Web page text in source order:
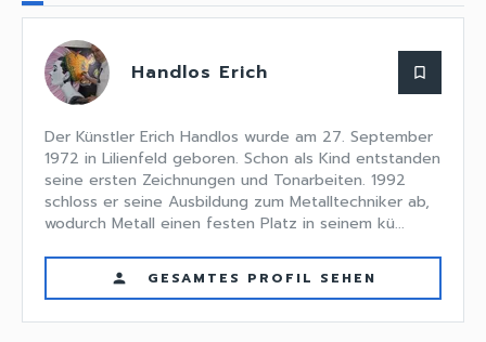
Handlos Erich bookmark_border
Der Künstler Erich Handlos wurde am 27. September
1972 in Lilienfeld geboren. Schon als Kind entstanden
seine ersten Zeichnungen und Tonarbeiten. 1992
schloss er seine Ausbildung zum Metalltechniker ab,
wodurch Metall einen festen Platz in seinem kü...
person GESAMTES PROFIL SEHEN